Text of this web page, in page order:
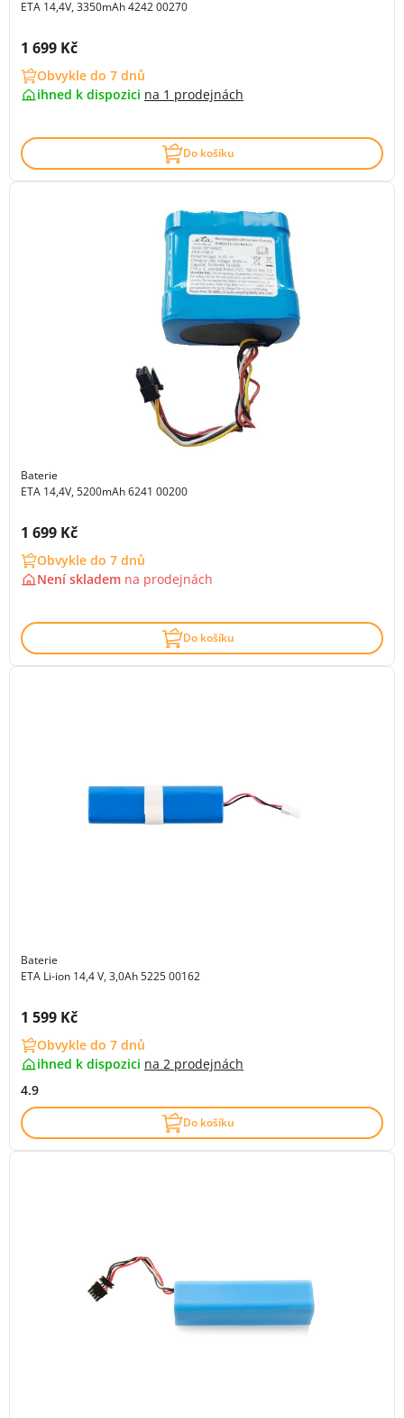
ETA 14,4V, 3350mAh 4242 00270
Cena s DPH:
1 699 Kč
Obvykle do 7 dnů
ihned k dispozici na 1 prodejnách
Do košíku
Baterie
ETA 14,4V, 5200mAh 6241 00200
Cena s DPH:
1 699 Kč
Obvykle do 7 dnů
Není skladem na prodejnách
Do košíku
Baterie
ETA Li-ion 14,4 V, 3,0Ah 5225 00162
Cena s DPH:
1 599 Kč
Obvykle do 7 dnů
ihned k dispozici na 2 prodejnách
4.9
Do košíku